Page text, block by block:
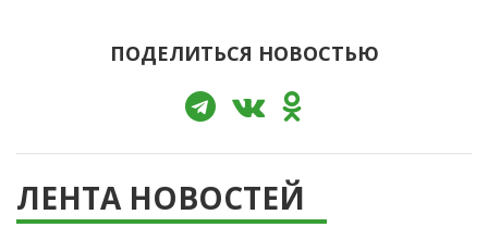
ПОДЕЛИТЬСЯ НОВОСТЬЮ
ЛЕНТА НОВОСТЕЙ